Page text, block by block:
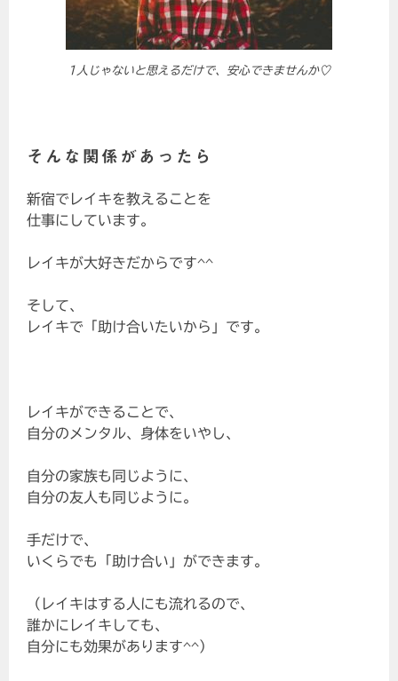
1人じゃないと思えるだけで、安心できませんか♡
そんな関係があったら
新宿でレイキを教えることを
仕事にしています。
レイキが大好きだからです^^
そして、
レイキで「助け合いたいから」です。
レイキができることで、
自分のメンタル、身体をいやし、
自分の家族も同じように、
自分の友人も同じように。
手だけで、
いくらでも「助け合い」ができます。
（レイキはする人にも流れるので、
誰かにレイキしても、
自分にも効果があります^^）